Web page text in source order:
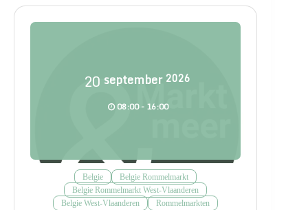
20 september 2026
08:00 - 16:00
Belgie
Belgie Rommelmarkt
Belgie Rommelmarkt West-Vlaanderen
Belgie West-Vlaanderen
Rommelmarkten